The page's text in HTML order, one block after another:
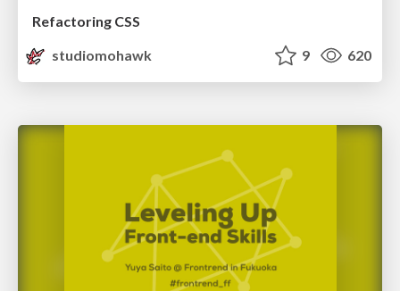
Refactoring CSS
studiomohawk
9 620